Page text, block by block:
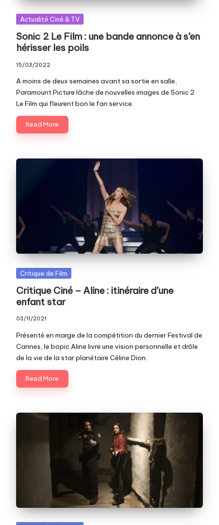
Posted
Actualité Ciné & TV
Sonic 2 Le Film : une bande annonce à s’en
hérisser les poils
15/03/2022
A moins de deux semaines avant sa sortie en salle,
Paramount Picture lâche de nouvelles images de Sonic 2
Le Film qui fleurent bon le fan service.
Read More
Posted
Critique de Film
Critique Ciné – Aline : itinéraire d’une
enfant star
03/11/2021
Présenté en marge de la compétition du dernier Festival de
Cannes, le bopic Aline livre une vision personnelle et drôle
de la vie de la star planétaire Céline Dion.
Read More